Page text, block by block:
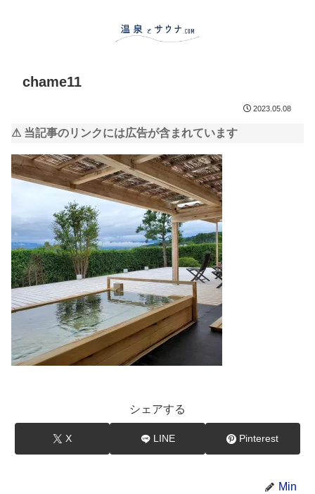
chame11
2023.05.08
⚠ 当記事のリンクには広告が含まれています
シェアする
X LINE Pinterest
Min